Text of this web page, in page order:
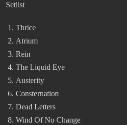
Setlist
Thrice
Atrium
Rein
The Liquid Eye
Austerity
Consternation
Dead Letters
Wind Of No Change